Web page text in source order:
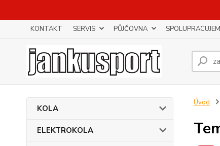
KONTAKT SERVIS PŮJČOVNA
KOLA
ELEKTROKOLA
Úvod